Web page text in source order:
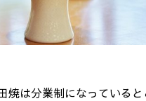
焼は分業制になっている